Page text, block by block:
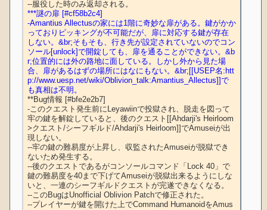
***謎の扉 [#cf58b2c4]
-Amantius Allectusの家には1階に奇妙な扉がある。鍵がかか
っておりピッキングが不可能だが、扉に対応する鍵が存在
しない。&br;そもそも、行き先が設定されていないのでコン
ソール[unlock]で開錠しても、扉を通ることができない。&b
r;位置的には外の路地に面している。しかし外から見た場
合、扉があるはずの場所にはなにもない。&br;[[USEP名:htt
p://www.uesp.net/wiki/Oblivion_talk:Amantius_Allectus]]で
も真相は不明。
**Bug情報 [#bfe2e2b7]
-このクエスト発生前にLeyawiinで投獄され、脱走を図って
牢の鍵を解錠していると、後のクエスト[[Ahdarji's Heirloom
>クエスト/シーフギルド/Ahdarji's Heirloom]]でAmuseiが出
現しない。
--牢の鍵の難易度が上昇し、収監されたAmuseiが脱獄でき
ないため発生する。
--後のクエストであるがコンソールコマンド「Lock 40」で
鍵の難易度を40まで下げてAmuseiが脱獄出来るようにしな
いと、一連のシーフギルドクエストが完遂できなくなる。
--このBugはUnofficial Oblivion Patchで修正された。
--プレイヤーが鍵を開けた上でCommand HumanoidをAmus